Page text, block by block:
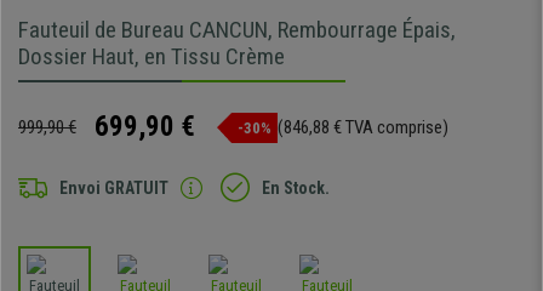
Fauteuil de Bureau CANCUN, Rembourrage Épais,
Dossier Haut, en Tissu Crème
999,90 € 699,90 € -30% (846,88 € TVA comprise)
Envoi GRATUIT En Stock.